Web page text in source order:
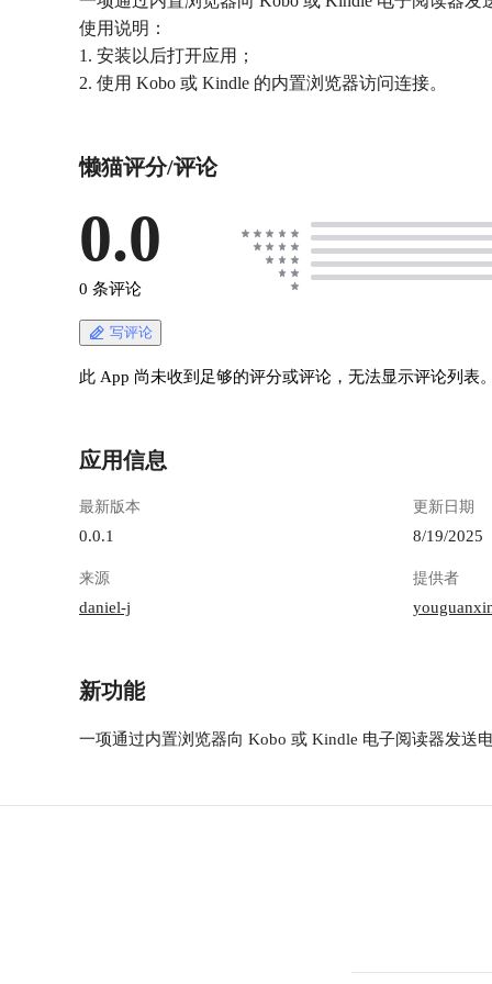
使用说明：
1. 安装以后打开应用；
2. 使用 Kobo 或 Kindle 的内置浏览器访问连接。
懒猫评分/评论
0.0
0 条评论
写评论
此 App 尚未收到足够的评分或评论，无法显示评论列表
应用信息
最新版本
0.0.1
更新日期
8/19/2025
来源
daniel-j
提供者
新功能
一项通过内置浏览器向 Kobo 或 Kindle 电子阅读器发送